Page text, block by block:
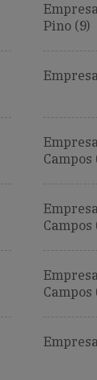
Pino (9)
Campos
Campos
Campos